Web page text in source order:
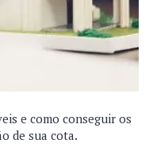
e como conseguir os
de sua cota.